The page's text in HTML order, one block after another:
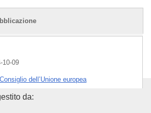
10-09
Consiglio dell’Unione europea
2024 ADD 1
pubblicazioni
da: